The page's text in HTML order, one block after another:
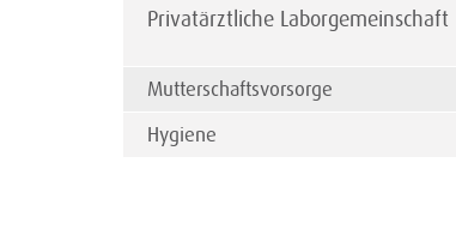
Privatärztliche Laborgemeinschaft
Mutterschaftsvorsorge
Hygiene